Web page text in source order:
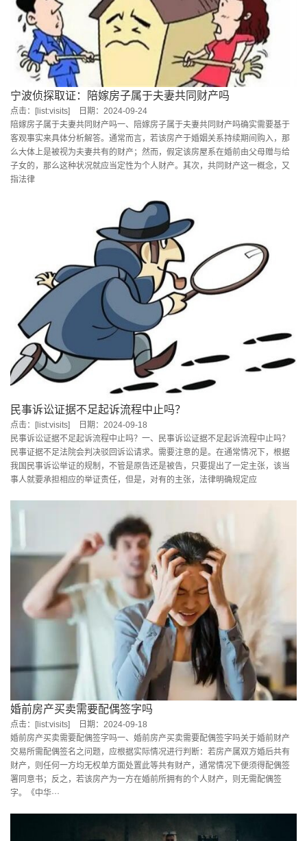
宁波侦探取证：陪嫁房子属于夫妻共同财产吗
点击：[list:visits]
日期：2024-09-24
陪嫁房子属于夫妻共同财产吗一、陪嫁房子属于夫妻共同财产吗确实需要基于
客观事实来具体分析解答。通常而言，若该房产于婚姻关系持续期间购入，那
么大体上是被视为夫妻共有的财产；然而，假定该房屋系在婚前由父母赠与给
子女的，那么这种状况就应当定性为个人财产。其次，共同财产这一概念，又
指法律
民事诉讼证据不足起诉流程中止吗？
点击：[list:visits]
日期：2024-09-18
民事诉讼证据不足起诉流程中止吗？一、民事诉讼证据不足起诉流程中止吗？
民事证据不足法院会判决驳回诉讼请求。需要注意的是。在通常情况下，根据
我国民事诉讼举证的规制，不管是原告还是被告，只要提出了一定主张，该当
事人就要承担相应的举证责任，但是，对有的主张，法律明确规定应
婚前房产买卖需要配偶签字吗
点击：[list:visits]
日期：2024-09-18
婚前房产买卖需要配偶签字吗一、婚前房产买卖需要配偶签字吗关于婚前财产
交易所需配偶签名之问题，应根据实际情况进行判断：若房产属双方婚后共有
财产，则任何一方均无权单方面处置此等共有财产，通常情况下便须得配偶签
署同意书；反之，若该房产为一方在婚前所拥有的个人财产，则无需配偶签
字。《中华···